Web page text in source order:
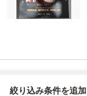
絞り込み条件を追加